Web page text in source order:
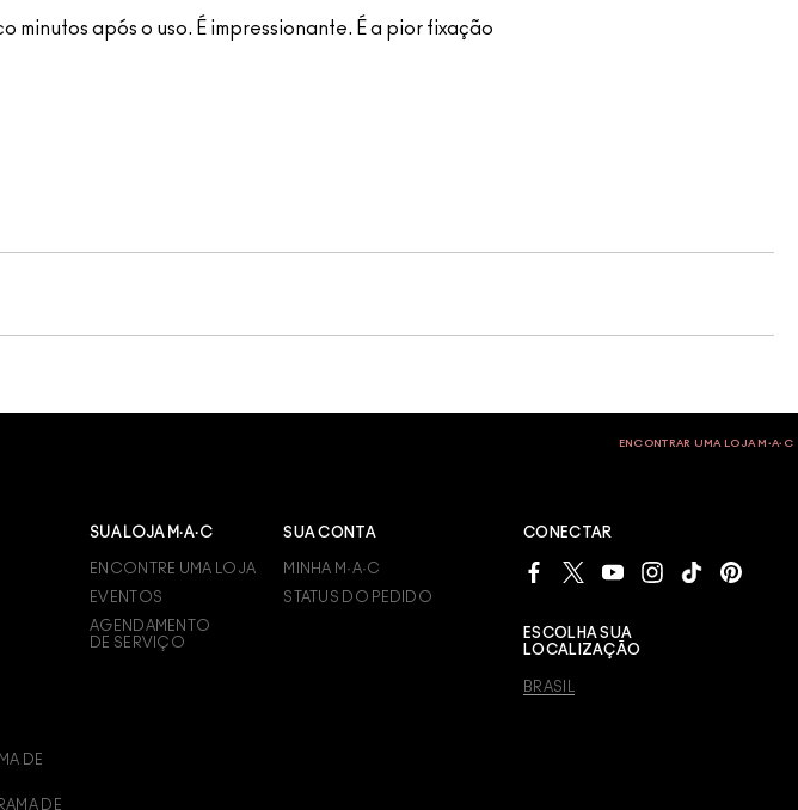
após o uso. É impressionante. É a pior fixação
ENCONTRAR UMA LOJA M∙A∙C
DE
DE
SUA LOJA M·A·C
ENCONTRE UMA LOJA
EVENTOS
AGENDAMENTO
DE SERVIÇO
SUA CONTA
MINHA M·A·C
STATUS DO PEDIDO
CONECTAR
ESCOLHA SUA
LOCALIZAÇÃO
BRASIL